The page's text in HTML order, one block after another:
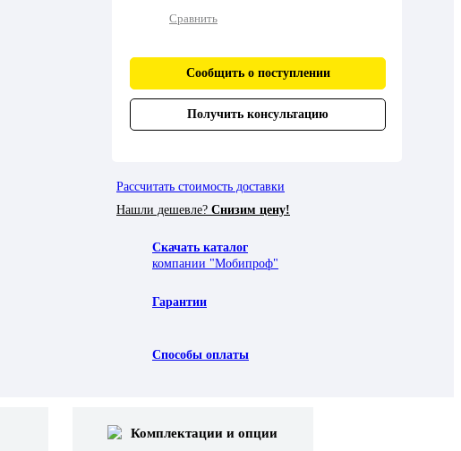
Сравнить
Сообщить о поступлении
Получить консультацию
Рассчитать стоимость доставки
Нашли дешевле? Снизим цену!
Скачать каталог
компании "Мобипроф"
Гарантии
Способы оплаты
Комплектации и опции